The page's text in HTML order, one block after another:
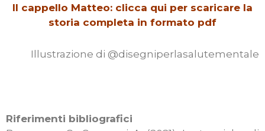
Il cappello Matteo: clicca qui per scaricare la
storia completa in formato pdf
Illustrazione di @disegniperlasalutementale
Riferimenti bibliografici